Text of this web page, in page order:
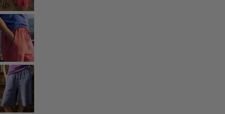
Huone
Kylpyhuone
Olohuoneen
Keittiö ja ruokailutila